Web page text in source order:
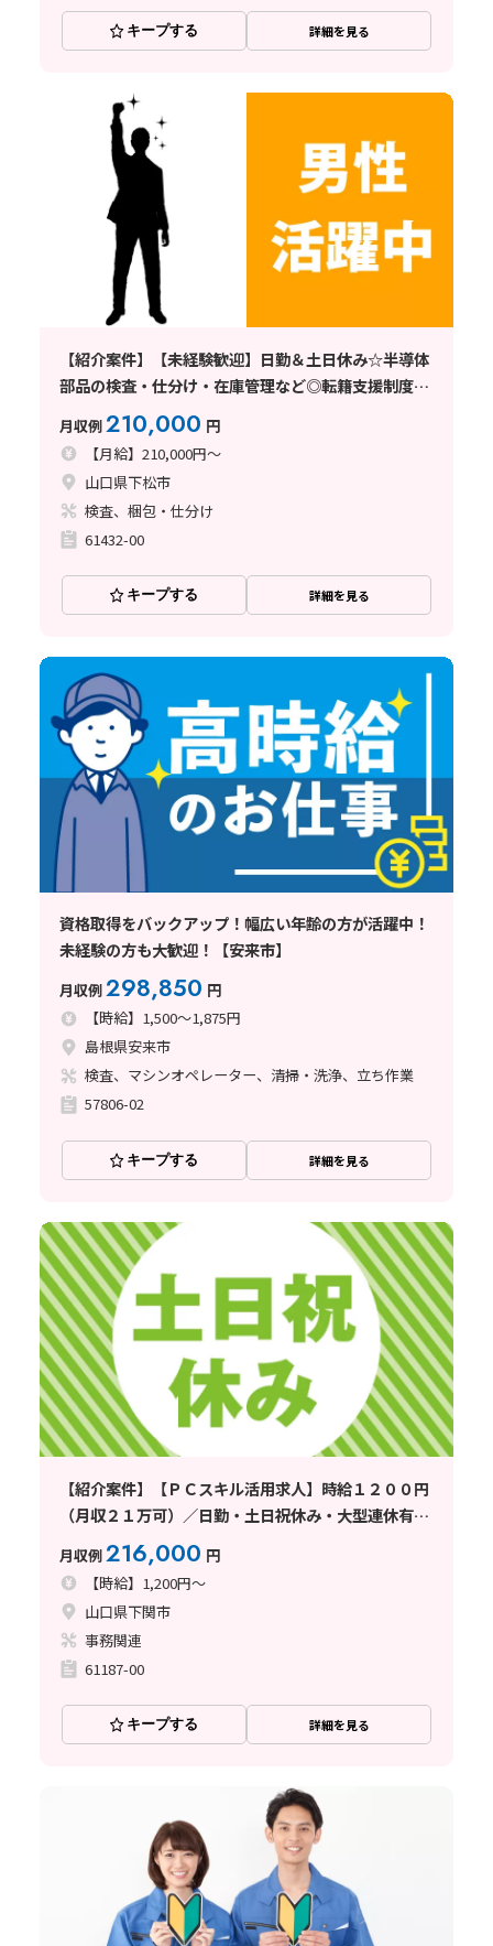
キープする 詳細を見る
【紹介案件】【未経験歓迎】日勤＆土日休み☆半導体
部品の検査・仕分け・在庫管理など◎転籍支援制度ア
月収例210,000 円
【月給】210,000円～
山口県下松市
検査、梱包・仕分け
61432-00
キープする 詳細を見る
資格取得をバックアップ！幅広い年齢の方が活躍中！
未経験の方も大歓迎！【安来市】
月収例298,850 円
【時給】1,500～1,875円
島根県安来市
検査、マシンオペレーター、清掃・洗浄、立ち作業
57806-02
キープする 詳細を見る
【紹介案件】【ＰＣスキル活用求人】時給１２００円
（月収２１万可）／日勤・土日祝休み・大型連休有で
プライベート充実
月収例216,000 円
【時給】1,200円～
山口県下関市
事務関連
61187-00
キープする 詳細を見る